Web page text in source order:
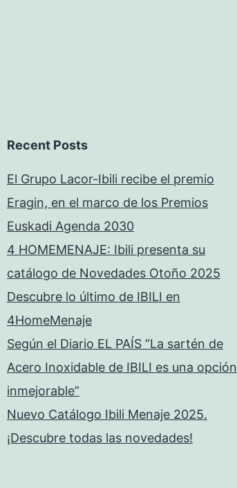
Recent Posts
El Grupo Lacor-Ibili recibe el premio
Eragin, en el marco de los Premios
Euskadi Agenda 2030
4 HOMEMENAJE: Ibili presenta su
catálogo de Novedades Otoño 2025
Descubre lo último de IBILI en
4HomeMenaje
Según el Diario EL PAÍS “La sartén de
Acero Inoxidable de IBILI es una opción
inmejorable”
Nuevo Catálogo Ibili Menaje 2025.
¡Descubre todas las novedades!